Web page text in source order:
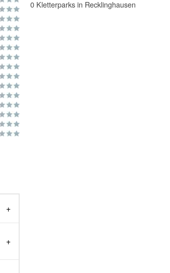
0 Kletterparks in Recklinghausen